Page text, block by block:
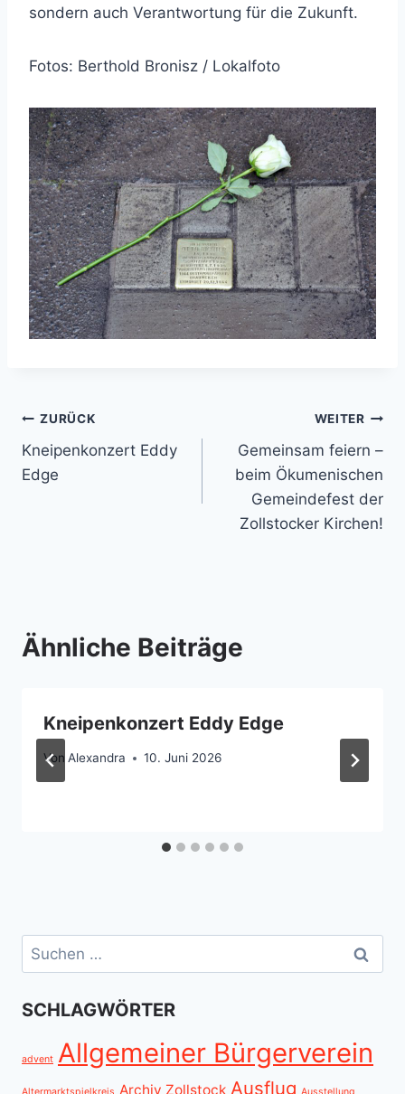
sondern auch Verantwortung für die Zukunft.
Fotos: Berthold Bronisz / Lokalfoto
Beitragsnavigation
ZURÜCK
Kneipenkonzert Eddy
Edge
WEITER
Gemeinsam feiern –
beim Ökumenischen
Gemeindefest der
Zollstocker Kirchen!
Ähnliche Beiträge
Kneipenkonzert Eddy Edge
Von Alexandra 10. Juni 2026
Suchen
nach:
SCHLAGWÖRTER
advent Allgemeiner Bürgerverein
Altermarktspielkreis Archiv Zollstock Ausflug Ausstellung